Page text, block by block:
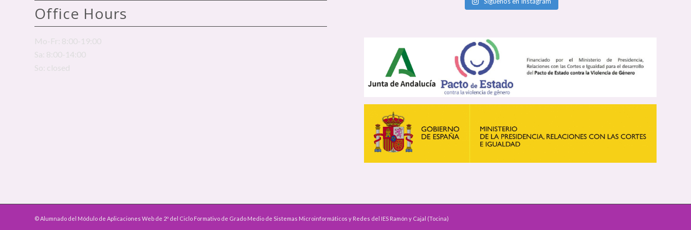
Office Hours
Mo-Fr: 8:00-19:00
Sa: 8:00-14:00
So: closed
© Alumnado del Módulo de Aplicaciones Web de 2º del Ciclo Formativo de Grado Medio de Sistemas Microinformáticos y Redes del IES Ramón y Cajal (Tocina)